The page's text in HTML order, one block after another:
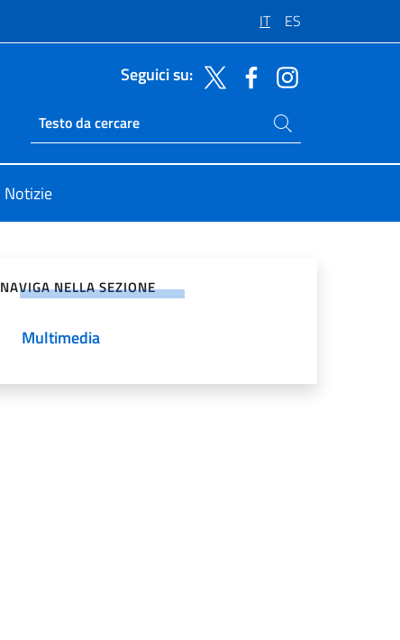
IT ES
Seguici su:
Ricerca sito live
Cerca nel sito
Notizie
NAVIGA NELLA SEZIONE
Multimedia